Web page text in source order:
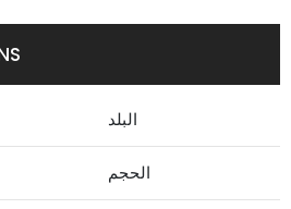
البلد
الحجم